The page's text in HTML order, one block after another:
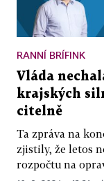
RANNÍ BRÍFINK
Vláda
krajských
citelně
Ta zpráva na
zjistily, že letos
rozpočtu na